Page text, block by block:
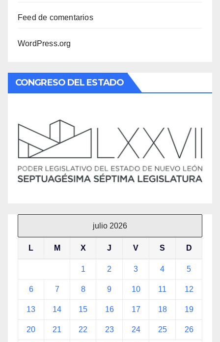
Feed de comentarios
WordPress.org
CONGRESO DEL ESTADO
julio 2026
L M X J V S D
1 2 3 4 5
6 7 8 9 10 11 12
13 14 15 16 17 18 19
20 21 22 23 24 25 26